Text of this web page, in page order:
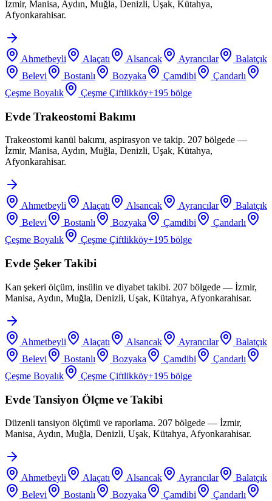
İzmir, Manisa, Aydın, Muğla, Denizli, Uşak, Kütahya,
Afyonkarahisar.
Ahmetbeyli Alaçatı Alsancak Ayrancılar
Balatçık
Belevi
Bostanlı Bozyaka Çamdibi
Çandarlı
Çeşme Boyalık
Çeşme Çiftlikköy+195 bölge
Evde Trakeostomi Bakımı
Trakeostomi kanül bakımı, aspirasyon ve takip. 207 bölgede —
İzmir, Manisa, Aydın, Muğla, Denizli, Uşak, Kütahya,
Afyonkarahisar.
Ahmetbeyli Alaçatı Alsancak Ayrancılar
Balatçık
Belevi
Bostanlı Bozyaka Çamdibi
Çandarlı
Çeşme Boyalık
Çeşme Çiftlikköy+195 bölge
Evde Şeker Takibi
Kan şekeri ölçüm, insülin ve diyabet takibi. 207 bölgede — İzmir,
Manisa, Aydın, Muğla, Denizli, Uşak, Kütahya, Afyonkarahisar.
Ahmetbeyli Alaçatı Alsancak Ayrancılar
Balatçık
Belevi
Bostanlı Bozyaka Çamdibi
Çandarlı
Çeşme Boyalık
Çeşme Çiftlikköy+195 bölge
Evde Tansiyon Ölçme ve Takibi
Düzenli tansiyon ölçümü ve raporlama. 207 bölgede — İzmir,
Manisa, Aydın, Muğla, Denizli, Uşak, Kütahya, Afyonkarahisar.
Ahmetbeyli Alaçatı Alsancak Ayrancılar
Balatçık
Belevi
Bostanlı Bozyaka Çamdibi
Çandarlı